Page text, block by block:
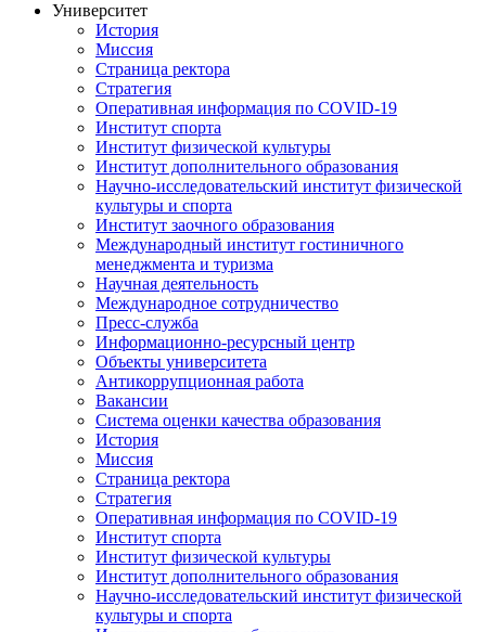
Университет
История
Миссия
Страница ректора
Стратегия
Оперативная информация по COVID-19
Институт спорта
Институт физической культуры
Институт дополнительного образования
Научно-исследовательский институт физической
культуры и спорта
Институт заочного образования
Международный институт гостиничного
менеджмента и туризма
Научная деятельность
Международное сотрудничество
Пресс-служба
Информационно-ресурсный центр
Объекты университета
Антикоррупционная работа
Вакансии
Система оценки качества образования
История
Миссия
Страница ректора
Стратегия
Оперативная информация по COVID-19
Институт спорта
Институт физической культуры
Институт дополнительного образования
Научно-исследовательский институт физической
культуры и спорта